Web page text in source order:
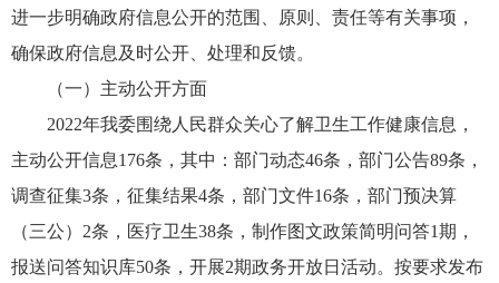
进一步明确政府信息公开的范围、原则、责任等有关事项，
确保政府信息及时公开、处理和反馈。
（一）主动公开方面
2022年我委围绕人民群众关心了解卫生工作健康信息，
主动公开信息176条，其中：部门动态46条，部门公告89条，
调查征集3条，征集结果4条，部门文件16条，部门预决算
（三公）2条，医疗卫生38条，制作图文政策简明问答1期，
报送问答知识库50条，开展2期政务开放日活动。按要求发布